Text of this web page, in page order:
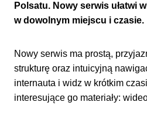
Polsatu. Nowy serwis ułatwi
w dowolnym miejscu i czasie.
Nowy serwis ma prostą,
strukturę oraz intuicyjną
internauta i widz w krótkim
interesujące go materiały: